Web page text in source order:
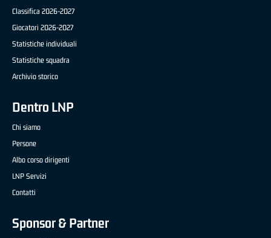
Classifica 2026-2027
Giocatori 2026-2027
Statistiche individuali
Statistiche squadra
Archivio storico
Dentro LNP
Chi siamo
Persone
Albo corso dirigenti
LNP Servizi
Contatti
Sponsor & Partner